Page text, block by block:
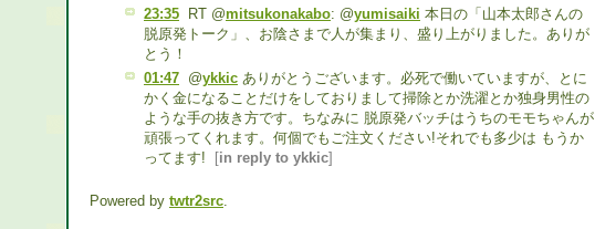
23:35
RT @mitsukonakabo: @yumisaiki 本日の「山本太郎さんの
脱原発トーク」、お陰さまで人が集まり、盛り上がりました。ありが
とう！
01:47 @ykkic ありがとうございます。必死で働いていますが、とに
かく金になることだけをしておりまして掃除とか洗濯とか独身男性の
ような手の抜き方です。ちなみに 脱原発バッチはうちのモモちゃんが
頑張ってくれます。何個でもご注文ください!それでも多少は もうか
ってます! [in reply to ykkic]
Powered by twtr2src.